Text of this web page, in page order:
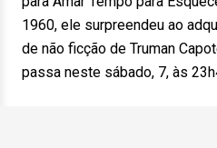
1960, ele surpreendeu ao
de não ficção de Truman
passa neste sábado, 7, às